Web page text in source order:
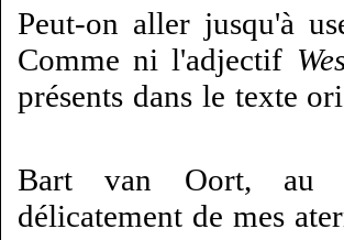
Peut-on aller jusqu'à
Comme ni l'adjectif
présents dans le texte
Bart van Oort, au
délicatement de mes